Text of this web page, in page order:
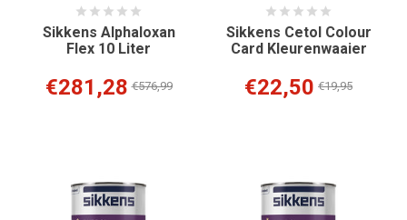
Sikkens Alphaloxan
Flex 10 Liter
€281,28 €576,99
Sikkens Cetol Colour
Card Kleurenwaaier
€22,50 €19,95